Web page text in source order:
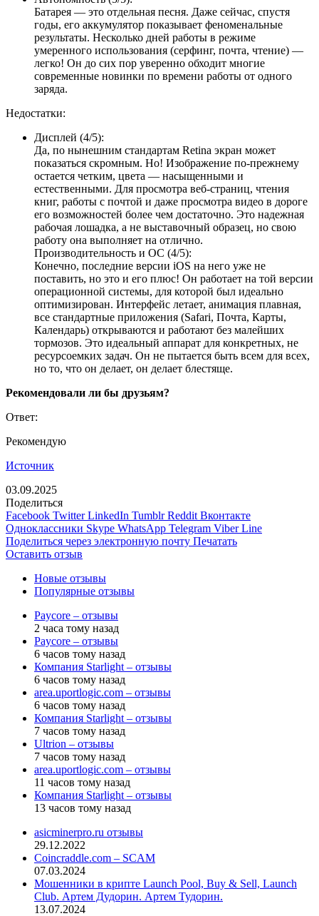
Батарея — это отдельная песня. Даже сейчас, спустя
годы, его аккумулятор показывает феноменальные
результаты. Несколько дней работы в режиме
умеренного использования (серфинг, почта, чтение) —
легко! Он до сих пор уверенно обходит многие
современные новинки по времени работы от одного
заряда.
Недостатки:
Дисплей (4/5):
Да, по нынешним стандартам Retina экран может
показаться скромным. Но! Изображение по-прежнему
остается четким, цвета — насыщенными и
естественными. Для просмотра веб-страниц, чтения
книг, работы с почтой и даже просмотра видео в дороге
его возможностей более чем достаточно. Это надежная
рабочая лошадка, а не выставочный образец, но свою
работу она выполняет на отлично.
Производительность и ОС (4/5):
Конечно, последние версии iOS на него уже не
поставить, но это и его плюс! Он работает на той версии
операционной системы, для которой был идеально
оптимизирован. Интерфейс летает, анимация плавная,
все стандартные приложения (Safari, Почта, Карты,
Календарь) открываются и работают без малейших
тормозов. Это идеальный аппарат для конкретных, не
ресурсоемких задач. Он не пытается быть всем для всех,
но то, что он делает, он делает блестяще.
Рекомендовали ли бы друзьям?
Ответ:
Рекомендую
Источник
03.09.2025
Поделиться
Facebook Twitter LinkedIn Tumblr Reddit Вконтакте
Одноклассники Skype WhatsApp Telegram Viber Line
Поделиться через электронную почту Печатать
Оставить отзыв
Новые отзывы
Популярные отзывы
Paycore – отзывы
2 часа тому назад
Paycore – отзывы
6 часов тому назад
Компания Starlight – отзывы
6 часов тому назад
area.uportlogic.com – отзывы
6 часов тому назад
Компания Starlight – отзывы
7 часов тому назад
Ultrion – отзывы
7 часов тому назад
area.uportlogic.com – отзывы
11 часов тому назад
Компания Starlight – отзывы
13 часов тому назад
asicminerpro.ru отзывы
29.12.2022
Coincraddle.com – SCAM
07.03.2024
Мошенники в крипте Launch Pool, Buy & Sell, Launch
Club. Артем Дудорин. Артем Тудорин.
13.07.2024